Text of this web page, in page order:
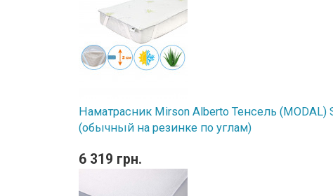
Наматрасник Mirson Alberto Тенсель
(обычный на резинке по углам)
6 319 грн.